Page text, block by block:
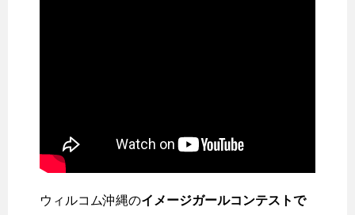
ウィルコム沖縄のイメージガールコンテストで